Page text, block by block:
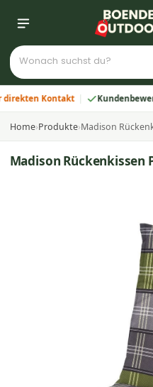
Kontakt Kundenbewertung
Home›Produkte›Madison
Madison Rückenkissen